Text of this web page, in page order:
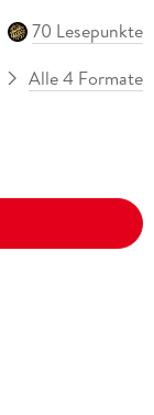
70 Lesepunkte
Alle 4 Formate